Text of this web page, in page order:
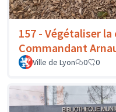
157 - Végétaliser
Commandant
Ville de Lyon 0 0